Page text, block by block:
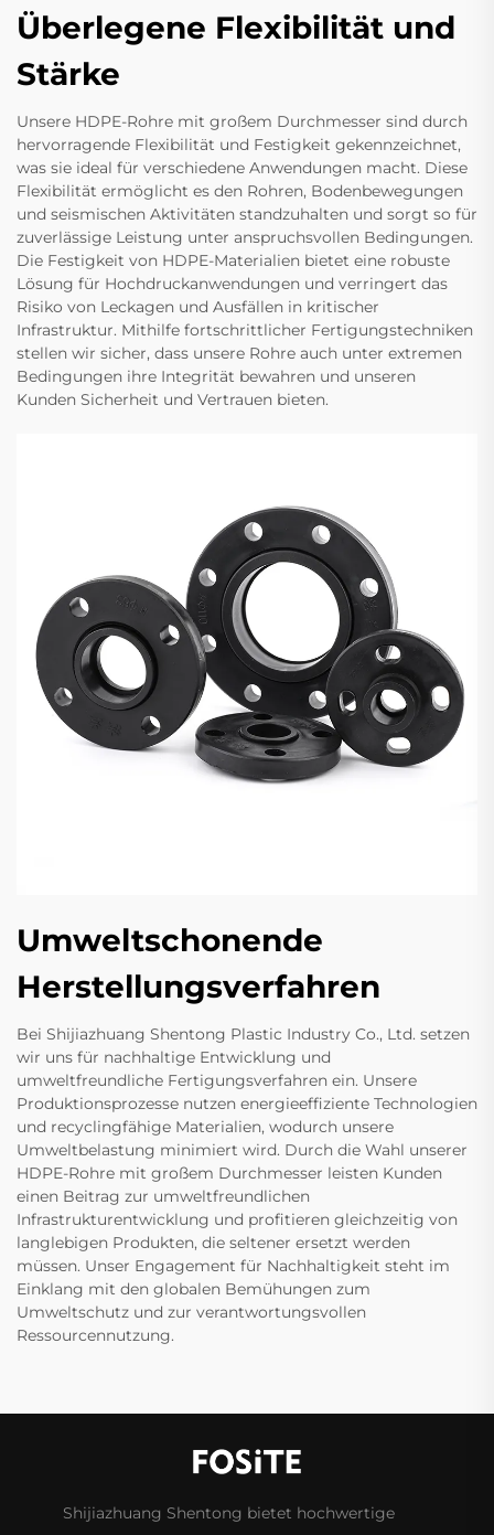
Überlegene Flexibilität und
Stärke
Unsere HDPE-Rohre mit großem Durchmesser sind durch
hervorragende Flexibilität und Festigkeit gekennzeichnet,
was sie ideal für verschiedene Anwendungen macht. Diese
Flexibilität ermöglicht es den Rohren, Bodenbewegungen
und seismischen Aktivitäten standzuhalten und sorgt so für
zuverlässige Leistung unter anspruchsvollen Bedingungen.
Die Festigkeit von HDPE-Materialien bietet eine robuste
Lösung für Hochdruckanwendungen und verringert das
Risiko von Leckagen und Ausfällen in kritischer
Infrastruktur. Mithilfe fortschrittlicher Fertigungstechniken
stellen wir sicher, dass unsere Rohre auch unter extremen
Bedingungen ihre Integrität bewahren und unseren
Kunden Sicherheit und Vertrauen bieten.
Umweltschonende
Herstellungsverfahren
Bei Shijiazhuang Shentong Plastic Industry Co., Ltd. setzen
wir uns für nachhaltige Entwicklung und
umweltfreundliche Fertigungsverfahren ein. Unsere
Produktionsprozesse nutzen energieeffiziente Technologien
und recyclingfähige Materialien, wodurch unsere
Umweltbelastung minimiert wird. Durch die Wahl unserer
HDPE-Rohre mit großem Durchmesser leisten Kunden
einen Beitrag zur umweltfreundlichen
Infrastrukturentwicklung und profitieren gleichzeitig von
langlebigen Produkten, die seltener ersetzt werden
müssen. Unser Engagement für Nachhaltigkeit steht im
Einklang mit den globalen Bemühungen zum
Umweltschutz und zur verantwortungsvollen
Ressourcennutzung.
Shijiazhuang Shentong bietet hochwertige